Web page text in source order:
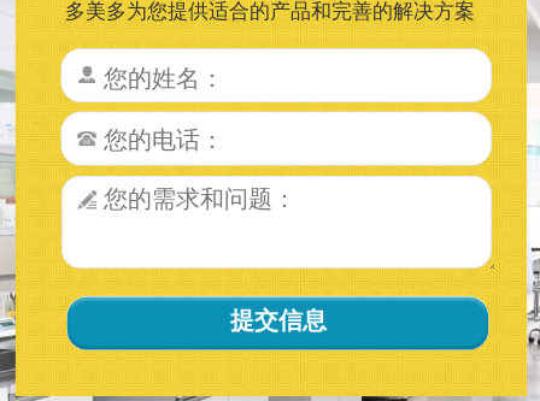
多美多为您提供适合的产品和完善的解决方案